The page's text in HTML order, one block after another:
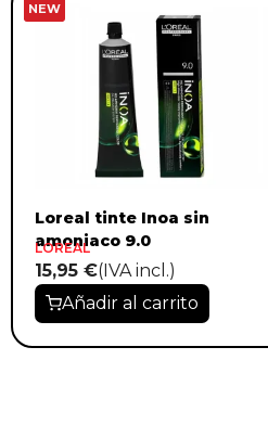
NEW
Loreal tinte Inoa sin
amoniaco 9.0
LOREAL
15,95 €(IVA incl.)
Añadir al carrito